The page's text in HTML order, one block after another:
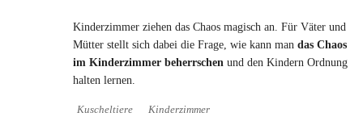
Kinderzimmer ziehen das Chaos magisch an. Für Väter und
Mütter stellt sich dabei die Frage, wie kann man das Chaos
im Kinderzimmer beherrschen und den Kindern Ordnung
halten lernen.
Kuscheltiere
Kinderzimmer